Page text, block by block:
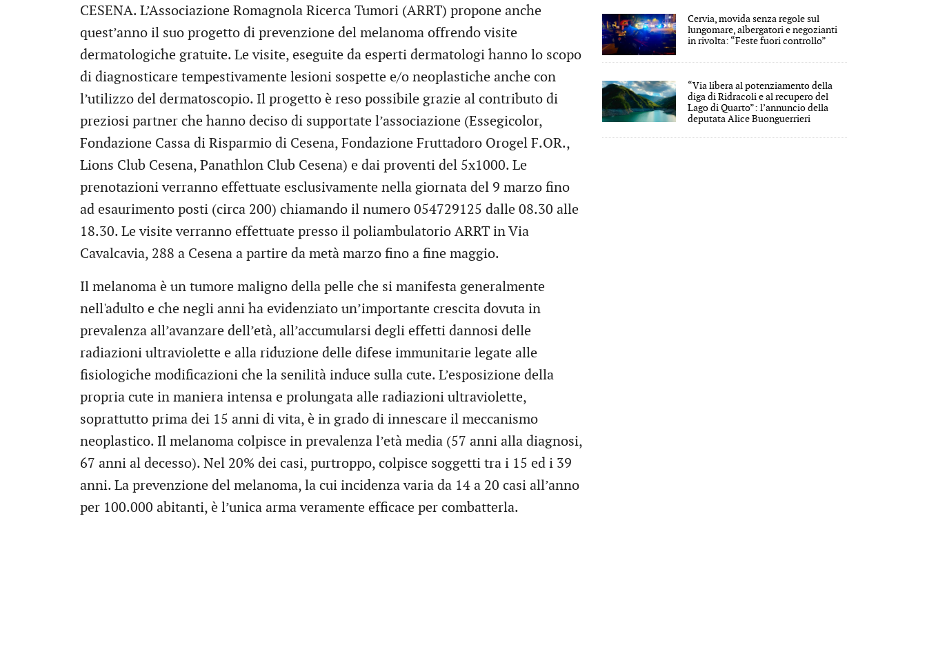
CESENA. L’Associazione Romagnola Ricerca Tumori (ARRT) propone anche
quest’anno il suo progetto di prevenzione del melanoma offrendo visite
dermatologiche gratuite. Le visite, eseguite da esperti dermatologi hanno lo scopo
di diagnosticare tempestivamente lesioni sospette e/o neoplastiche anche con
l’utilizzo del dermatoscopio. Il progetto è reso possibile grazie al contributo di
preziosi partner che hanno deciso di supportate l’associazione (Essegicolor,
Fondazione Cassa di Risparmio di Cesena, Fondazione Fruttadoro Orogel F.OR.,
Lions Club Cesena, Panathlon Club Cesena) e dai proventi del 5x1000. Le
prenotazioni verranno effettuate esclusivamente nella giornata del 9 marzo fino
ad esaurimento posti (circa 200) chiamando il numero 054729125 dalle 08.30 alle
18.30. Le visite verranno effettuate presso il poliambulatorio ARRT in Via
Cavalcavia, 288 a Cesena a partire da metà marzo fino a fine maggio.
Il melanoma è un tumore maligno della pelle che si manifesta generalmente
nell'adulto e che negli anni ha evidenziato un’importante crescita dovuta in
prevalenza all’avanzare dell’età, all’accumularsi degli effetti dannosi delle
radiazioni ultraviolette e alla riduzione delle difese immunitarie legate alle
fisiologiche modificazioni che la senilità induce sulla cute. L’esposizione della
propria cute in maniera intensa e prolungata alle radiazioni ultraviolette,
soprattutto prima dei 15 anni di vita, è in grado di innescare il meccanismo
neoplastico. Il melanoma colpisce in prevalenza l’età media (57 anni alla diagnosi,
67 anni al decesso). Nel 20% dei casi, purtroppo, colpisce soggetti tra i 15 ed i 39
anni. La prevenzione del melanoma, la cui incidenza varia da 14 a 20 casi all’anno
per 100.000 abitanti, è l’unica arma veramente efficace per combatterla.
Cervia, movida senza regole sul
lungomare, albergatori e negozianti
in rivolta: “Feste fuori controllo”
“Via libera al potenziamento della
diga di Ridracoli e al recupero del
Lago di Quarto”: l’annuncio della
deputata Alice Buonguerrieri